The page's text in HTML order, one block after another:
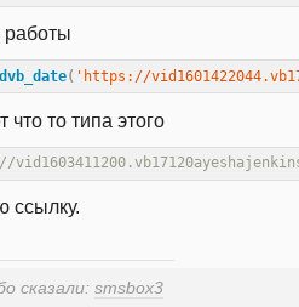
( 'https://
что то типа этого
ссылку.
сказали: smsbox3